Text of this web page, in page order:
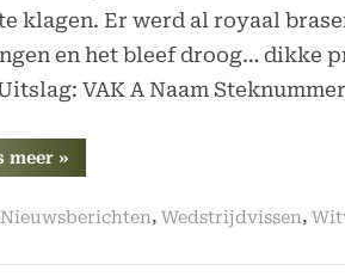
klagen. Er werd al royaal
en het bleef droog… dikke
VAK A Naam
meer“Uitslag
1ste
2025”
»
Nieuwsberichten, Wedstrijdvissen,